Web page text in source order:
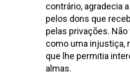
contrário, agradecia
pelos dons que
pelas privações.
como uma injustiça,
que lhe permitia
almas.